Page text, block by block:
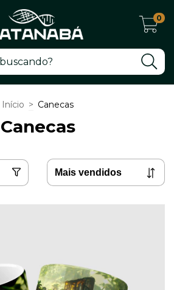
0
Início > Canecas
Canecas